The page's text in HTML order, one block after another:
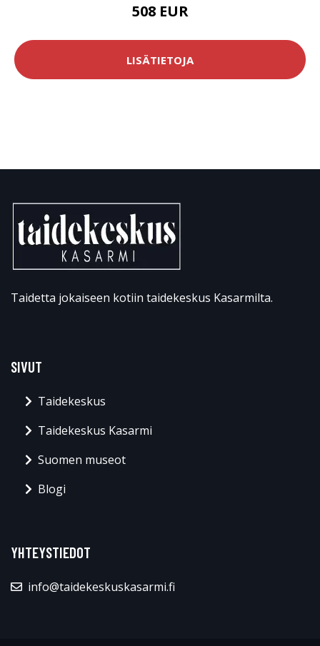
508 EUR
LISÄTIETOJA
Taidetta jokaiseen kotiin taidekeskus Kasarmilta.
SIVUT
Taidekeskus
Taidekeskus Kasarmi
Suomen museot
Blogi
YHTEYSTIEDOT
info@taidekeskuskasarmi.fi